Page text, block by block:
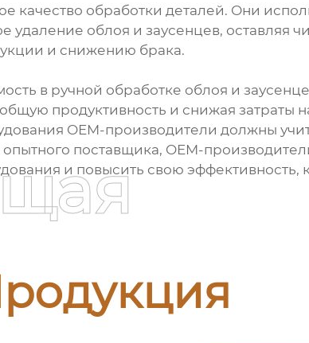
качество обработки деталей. Они
облоя и заусенцев, оставляя
и снижению брака.
в ручной обработке облоя и
продуктивность и снижая затраты
OEM-производители должны
поставщика, OEM-
и повысить свою эффективность,